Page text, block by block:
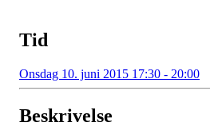
Tid
Onsdag 10. juni 2015 17:30 - 20:00
Beskrivelse